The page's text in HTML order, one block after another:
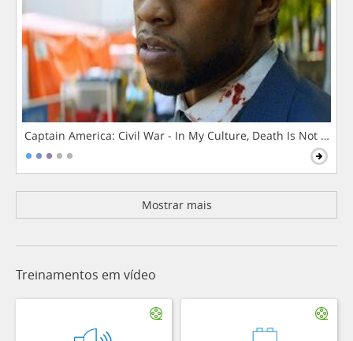
Captain America: Civil War - In My Culture, Death Is Not The
Mostrar mais
Treinamentos em vídeo